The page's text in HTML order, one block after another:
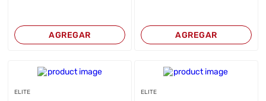
AGREGAR AGREGAR
ELITE ELITE